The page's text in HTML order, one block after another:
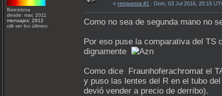
Barcelona
desde: mar, 2011
mensajes: 2912
clik ver los últimos
« respuesta #1 : Dom, 03 Jul 2016, 20:15
Como no sea de segunda mano no
Por eso puse la comparativa del TS
dignamente
Como dice Fraunhoferachromat el
y puso las lentes del R en el tubo
devió vender a precio de derribo).